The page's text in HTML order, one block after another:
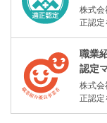
株式会
正認定
職業
認定
株式会
正認定